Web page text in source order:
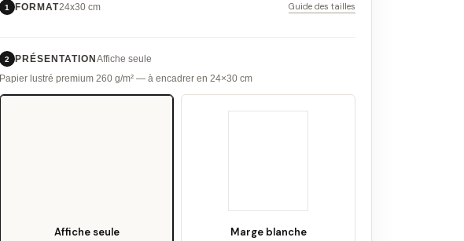
1 FORMAT24x30 cm Guide des tailles
2 PRÉSENTATION Affiche seule
Papier lustré premium 260 g/m² — à encadrer en 24×30 cm
Affiche seule Marge blanche